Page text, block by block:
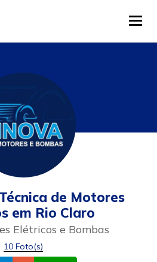
de Motores
em Rio Claro
Elétricos e Bombas
10 Foto(s)